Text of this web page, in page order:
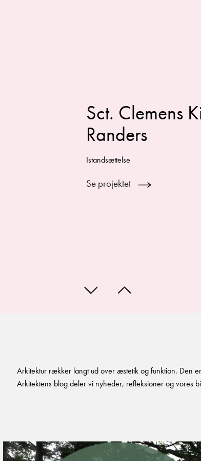
Sct. Clemens
Randers
Istandsættelse
Se projektet
Arkitektur rækker langt ud over æstetik og funktion. Den
Arkitektens blog deler vi nyheder, refleksioner og vores